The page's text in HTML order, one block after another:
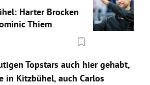
Harter Brocken
Thiem
Topstars auch hier gehabt,
in Kitzbühel, auch Carlos